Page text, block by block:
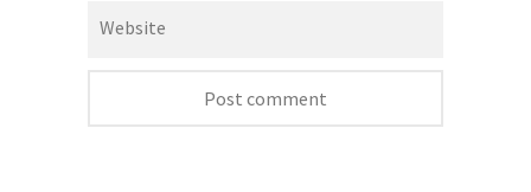
Website